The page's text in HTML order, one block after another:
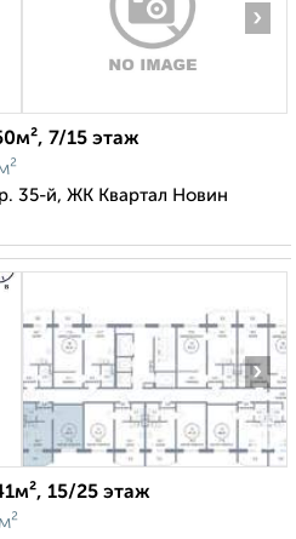
›
7/15 этаж
35-й, ЖК Квартал Новин
›
15/25 этаж